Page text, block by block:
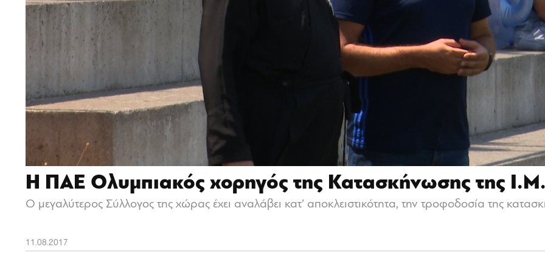
Η ΠΑΕ Ολυμπιακός χορηγός της Κατασκήνωσης της
Ο μεγαλύτερος Σύλλογος της χώρας έχει αναλάβει κατ’ αποκλειστικότητα, την τροφοδοσία της
11.08.2017